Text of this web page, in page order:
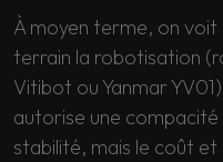
À moyen terme, on voit
terrain la robotisation
Vitibot ou Yanmar
autorise une
stabilité, mais le coût